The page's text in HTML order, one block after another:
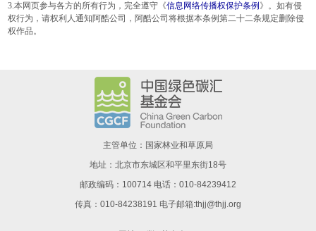
3.本网页参与各方的所有行为，完全遵守《信息网络传播权保护条例 》。如有侵
权行为，请权利人通知阿酷公司，阿酷公司将根据本条例第二十二条规定删除侵
权作品。
主管单位：国家林业和草原局
地址：北京市东城区和平里东街18号
邮政编码：100714 电话：010-84239412
传真：010-84238191 电子邮箱:thjj@thjj.org